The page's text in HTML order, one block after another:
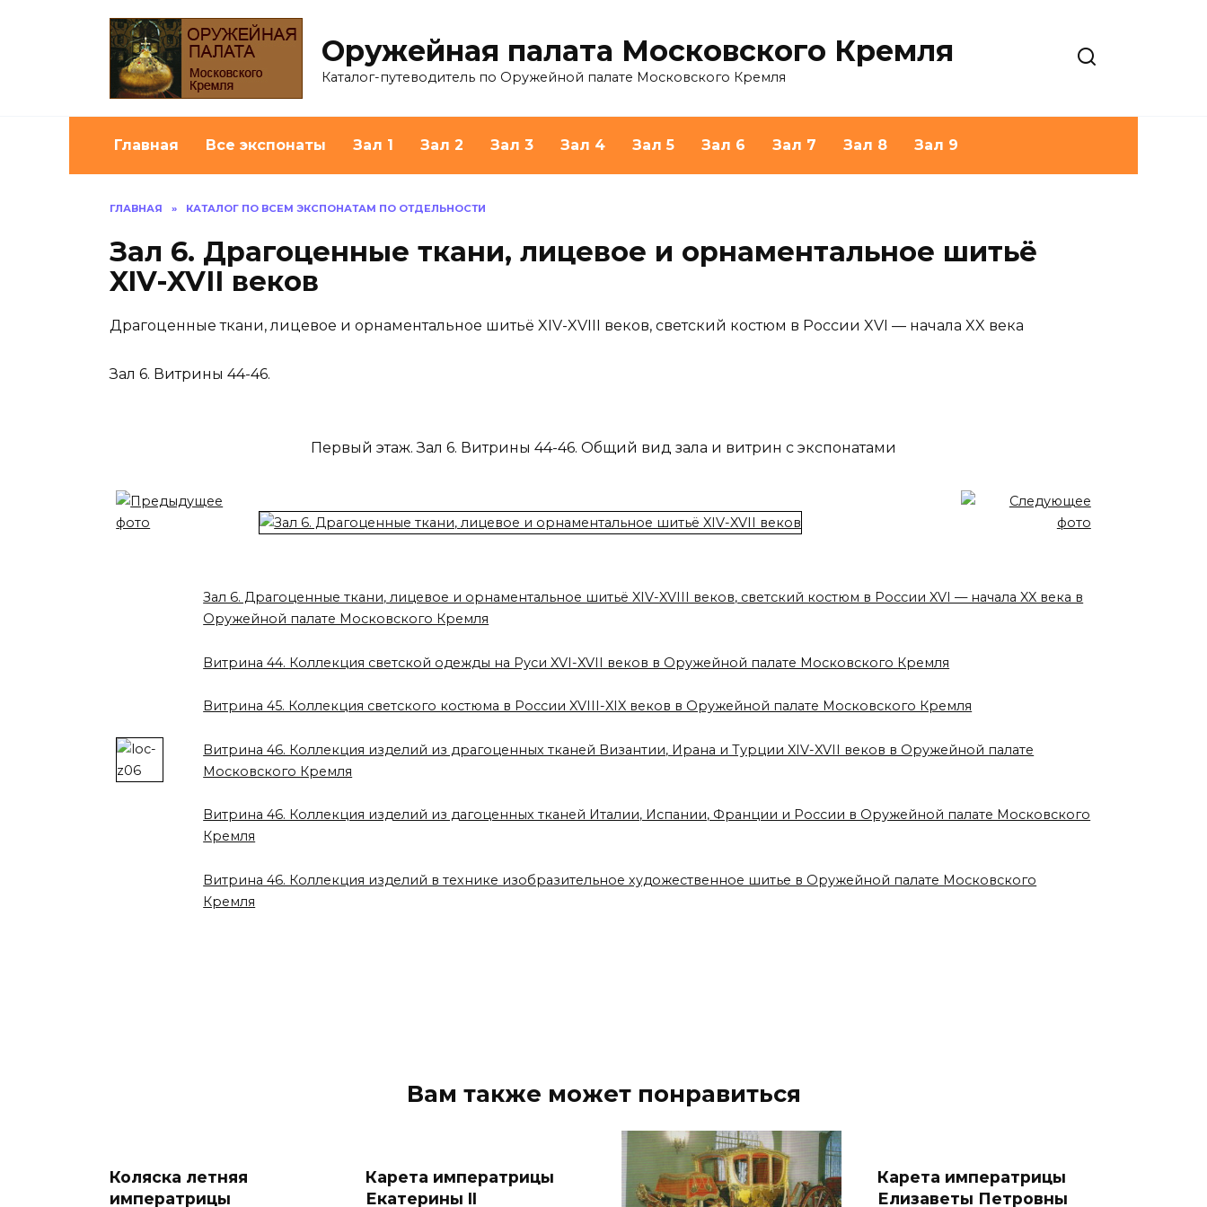
Оружейная палата Московского Кремля
Каталог-путеводитель по Оружейной палате Московского Кремля
Главная Все экспонаты Зал 1 Зал 2 Зал 3 Зал 4 Зал 5 Зал 6 Зал 7 Зал 8 Зал 9
ГЛАВНАЯ » КАТАЛОГ ПО ВСЕМ ЭКСПОНАТАМ ПО ОТДЕЛЬНОСТИ
Зал 6. Драгоценные ткани, лицевое и орнаментальное шитьё
XIV-XVII веков
Драгоценные ткани, лицевое и орнаментальное шитьё XIV-XVIII веков, светский костюм в России XVI — начала XX века
Зал 6. Витрины 44-46.
Первый этаж. Зал 6. Витрины 44-46. Общий вид зала и витрин с экспонатами
Зал 6. Драгоценные ткани, лицевое и орнаментальное шитьё XIV-XVIII веков, светский костюм в России XVI — начала XX века в
Оружейной палате Московского Кремля
Витрина 44. Коллекция светской одежды на Руси XVI-XVII веков в Оружейной палате Московского Кремля
Витрина 45. Коллекция светского костюма в России XVIII-XIX веков в Оружейной палате Московского Кремля
Витрина 46. Коллекция изделий из драгоценных тканей Византии, Ирана и Турции XIV-XVII веков в Оружейной палате
Московского Кремля
Витрина 46. Коллекция изделий из дагоценных тканей Италии, Испании, Франции и России в Оружейной палате Московского
Кремля
Витрина 46. Коллекция изделий в технике изобразительное художественное шитье в Оружейной палате Московского
Кремля
Вам также может понравиться
Коляска летняя
императрицы
Карета императрицы
Екатерины II
Карета императрицы
Елизаветы Петровны